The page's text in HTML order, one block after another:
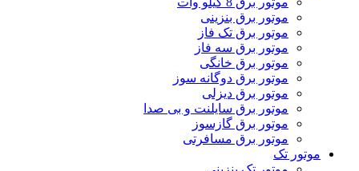
موتور برق بنزینی
موتور برق تک فاز
موتور برق سه فاز
موتور برق خانگی
موتور برق دوگانه سوز
موتور برق دیزلی
موتور برق سایلنت و بی صدا
موتور برق گازسوز
موتور برق مسافرتی
موتور تک